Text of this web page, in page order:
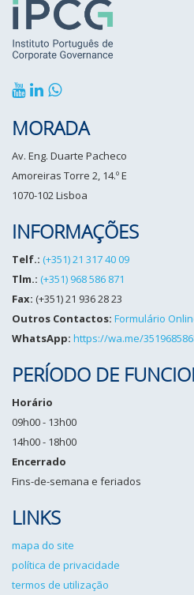
MORADA
Av. Eng. Duarte Pacheco
Amoreiras Torre 2, 14.º E
1070-102 Lisboa
INFORMAÇÕES
Telf.: (+351) 21 317 40 09
Tlm.: (+351) 968 586 871
Fax: (+351) 21 936 28 23
Outros Contactos: Formulário
WhatsApp: https://wa.me/
PERÍODO DE
Horário
09h00 - 13h00
14h00 - 18h00
Encerrado
Fins-de-semana e feriados
LINKS
mapa do site
política de privacidade
termos de utilização